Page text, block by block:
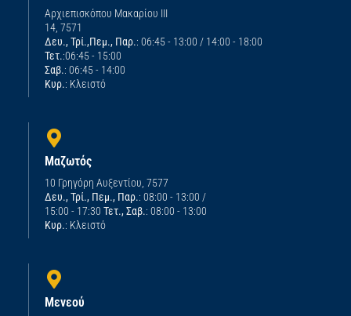
Αρχιεπισκόπου Μακαρίου ΙΙΙ
14, 7571
Δευ., Τρί.,Πεμ., Παρ.: 06:45 - 13:00 / 14:00 - 18:00
Τετ.:06:45 - 15:00
Σαβ.: 06:45 - 14:00
Κυρ.: Κλειστό
Μαζωτός
10 Γρηγόρη Αυξεντίου, 7577
Δευ., Τρί., Πεμ., Παρ.: 08:00 - 13:00 /
15:00 - 17:30 Τετ., Σαβ.: 08:00 - 13:00
Κυρ.: Κλειστό
Μενεού